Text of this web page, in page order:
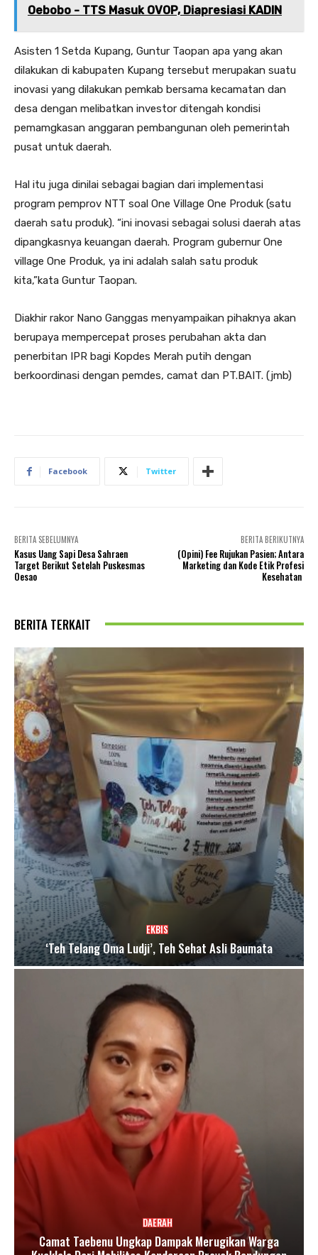
Oebobo - TTS Masuk OVOP, Diapresiasi KADIN
Asisten 1 Setda Kupang, Guntur Taopan apa yang akan
dilakukan di kabupaten Kupang tersebut merupakan suatu
inovasi yang dilakukan pemkab bersama kecamatan dan
desa dengan melibatkan investor ditengah kondisi
pemamgkasan anggaran pembangunan oleh pemerintah
pusat untuk daerah.
Hal itu juga dinilai sebagai bagian dari implementasi
program pemprov NTT soal One Village One Produk (satu
daerah satu produk). “ini inovasi sebagai solusi daerah atas
dipangkasnya keuangan daerah. Program gubernur One
village One Produk, ya ini adalah salah satu produk
kita,”kata Guntur Taopan.
Diakhir rakor Nano Ganggas menyampaikan pihaknya akan
berupaya mempercepat proses perubahan akta dan
penerbitan IPR bagi Kopdes Merah putih dengan
berkoordinasi dengan pemdes, camat dan PT.BAIT. (jmb)
Facebook Twitter
BERITA SEBELUMNYA
Kasus Uang Sapi Desa Sahraen
Target Berikut Setelah Puskesmas
Oesao
BERITA BERIKUTNYA
(Opini) Fee Rujukan Pasien; Antara
Marketing dan Kode Etik Profesi
Kesehatan
BERITA TERKAIT
EKBIS
‘Teh Telang Oma Ludji’, Teh Sehat Asli Baumata
DAERAH
Camat Taebenu Ungkap Dampak Merugikan Warga